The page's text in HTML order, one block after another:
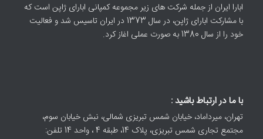
ابارا ایران از جمله شرکت های زیر مجموعه کمپانی ابارای ژاپن است که
با مشارکت ابارای ژاپن، در سال 1373 در ایران تاسیس شد و فعالیت
خود را از سال 1380 به صورت عملی اغاز کرد.
با ما در ارتباط باشید :
تهران، میرداماد، خیابان شمس تبریزی شمالی، نبش خیابان سوم،
مجتمع تجاری شمس تبریزی، پلاک 14، طبقه 4 ، واحد 14 تلفن: